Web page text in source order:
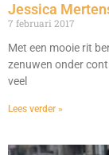
Jessica
7 februari 2017
Met een mooie rit
zenuwen onder
veel
Lees verder »